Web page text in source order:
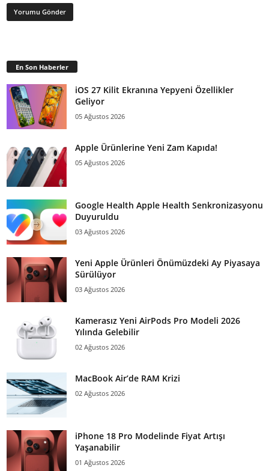
En Son Haberler
iOS 27 Kilit Ekranına Yepyeni Özellikler
Geliyor
05 Ağustos 2026
Apple Ürünlerine Yeni Zam Kapıda!
05 Ağustos 2026
Google Health Apple Health Senkronizasyonu
Duyuruldu
03 Ağustos 2026
Yeni Apple Ürünleri Önümüzdeki Ay Piyasaya
Sürülüyor
03 Ağustos 2026
Kamerasız Yeni AirPods Pro Modeli 2026
Yılında Gelebilir
02 Ağustos 2026
MacBook Air’de RAM Krizi
02 Ağustos 2026
iPhone 18 Pro Modelinde Fiyat Artışı
Yaşanabilir
01 Ağustos 2026